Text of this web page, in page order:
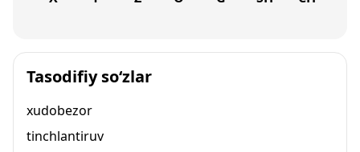
Tasodifiy so‘zlar
xudobezor
tinchlantiruv